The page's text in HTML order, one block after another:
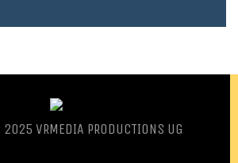
2025 VRMEDIA PRODUCTIONS UG